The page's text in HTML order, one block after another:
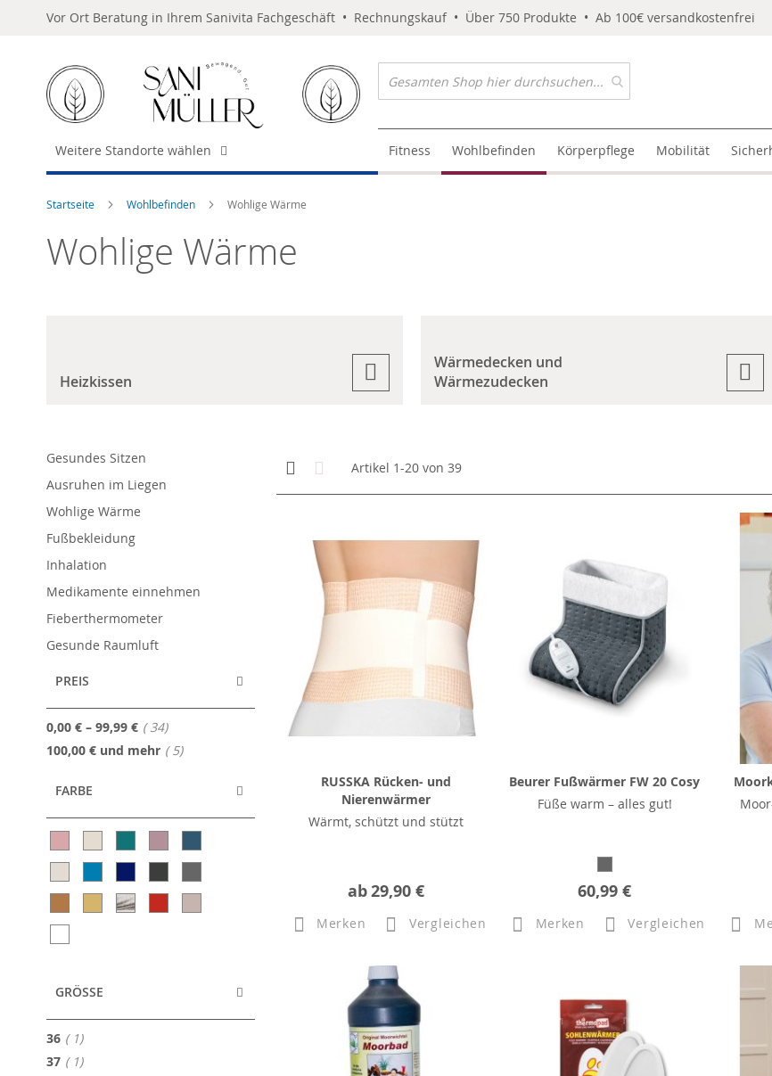
Vor Ort Beratung in Ihrem Sanivita Fachgeschäft • Rechnungskauf • Über 750 Produkte • Ab 100€ versandkostenfrei
Weitere Standorte wählen Fitness Wohlbefinden Körperpflege Mobilität
Startseite Wohlbefinden Wohlige Wärme
Wohlige Wärme
Heizkissen
Wärmedecken und
Wärmezudecken
Anzeigen
als
Kachelansicht
Artikel 1-20 von39
RUSSKA Rücken- und
Nierenwärmer
Wärmt, schützt und stützt
ab29,90 €
Merken Vergleichen
Beurer Fußwärmer FW 20 Cosy
Füße warm – alles gut!
60,99 €
Merken Vergleichen
Gesundes Sitzen
Ausruhen im Liegen
Wohlige Wärme
Fußbekleidung
Inhalation
Medikamente einnehmen
Fieberthermometer
Gesunde Raumluft
PREIS
0,00 € – 99,99 € 34Artikel
100,00 € und mehr 5Artikel
FARBE
GRÖSSE
36 1Artikel
37 1Artikel